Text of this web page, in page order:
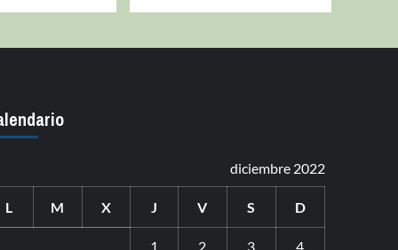
diciembre 2022
L M X J V S D
1 2 3 4